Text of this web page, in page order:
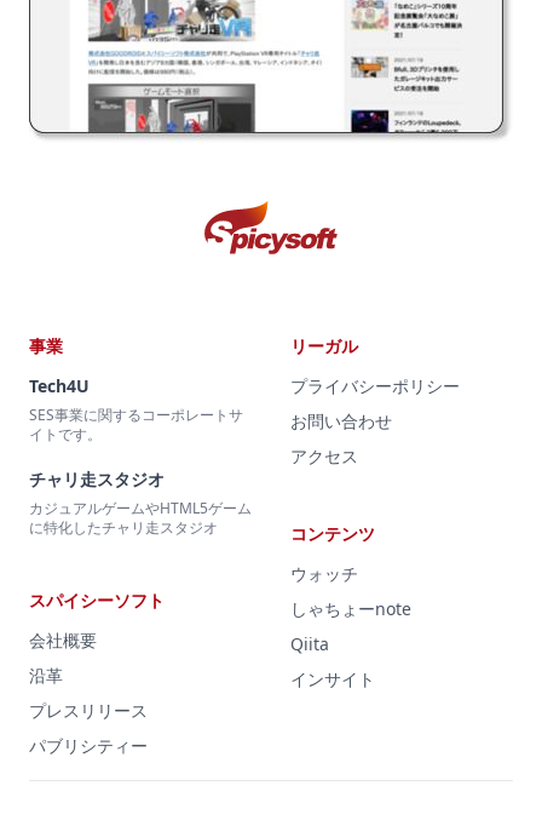
事業
Tech4U
SES事業に関するコーポレートサ
イトです。
チャリ走スタジオ
カジュアルゲームやHTML5ゲーム
に特化したチャリ走スタジオ
スパイシーソフト
会社概要
沿革
プレスリリース
パブリシティー
リーガル
プライバシーポリシー
お問い合わせ
アクセス
コンテンツ
ウォッチ
しゃちょーnote
Qiita
インサイト